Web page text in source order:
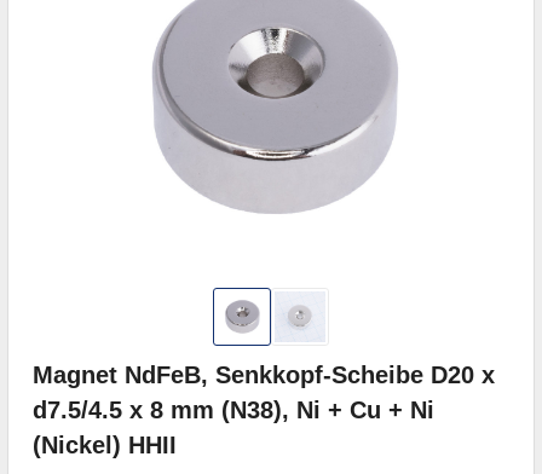
Magnet NdFeB, Senkkopf-Scheibe D20 x
d7.5/4.5 x 8 mm (N38), Ni + Cu + Ni
(Nickel) HHII